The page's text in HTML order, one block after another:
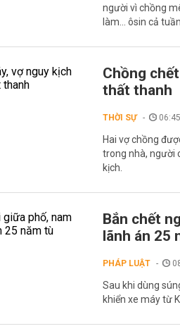
người vì chồng
làm... ôsin cả
Chồng
thất thanh
THỜI SỰ
Hai vợ chồng
trong nhà, người
kịch.
Bắn chết
lãnh án 25
PHÁP LUẬT
Sau khi dùng
khiển xe máy từ